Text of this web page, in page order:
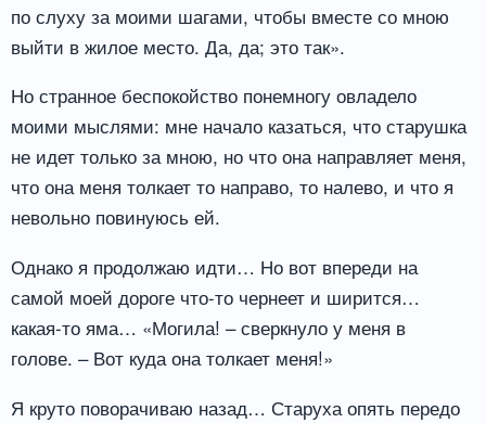
по слуху за моими шагами, чтобы вместе со мною
выйти в жилое место. Да, да; это так».
Но странное беспокойство понемногу овладело
моими мыслями: мне начало казаться, что старушка
не идет только за мною, но что она направляет меня,
что она меня толкает то направо, то налево, и что я
невольно повинуюсь ей.
Однако я продолжаю идти… Но вот впереди на
самой моей дороге что-то чернеет и ширится…
какая-то яма… «Могила! – сверкнуло у меня в
голове. – Вот куда она толкает меня!»
Я круто поворачиваю назад… Старуха опять передо